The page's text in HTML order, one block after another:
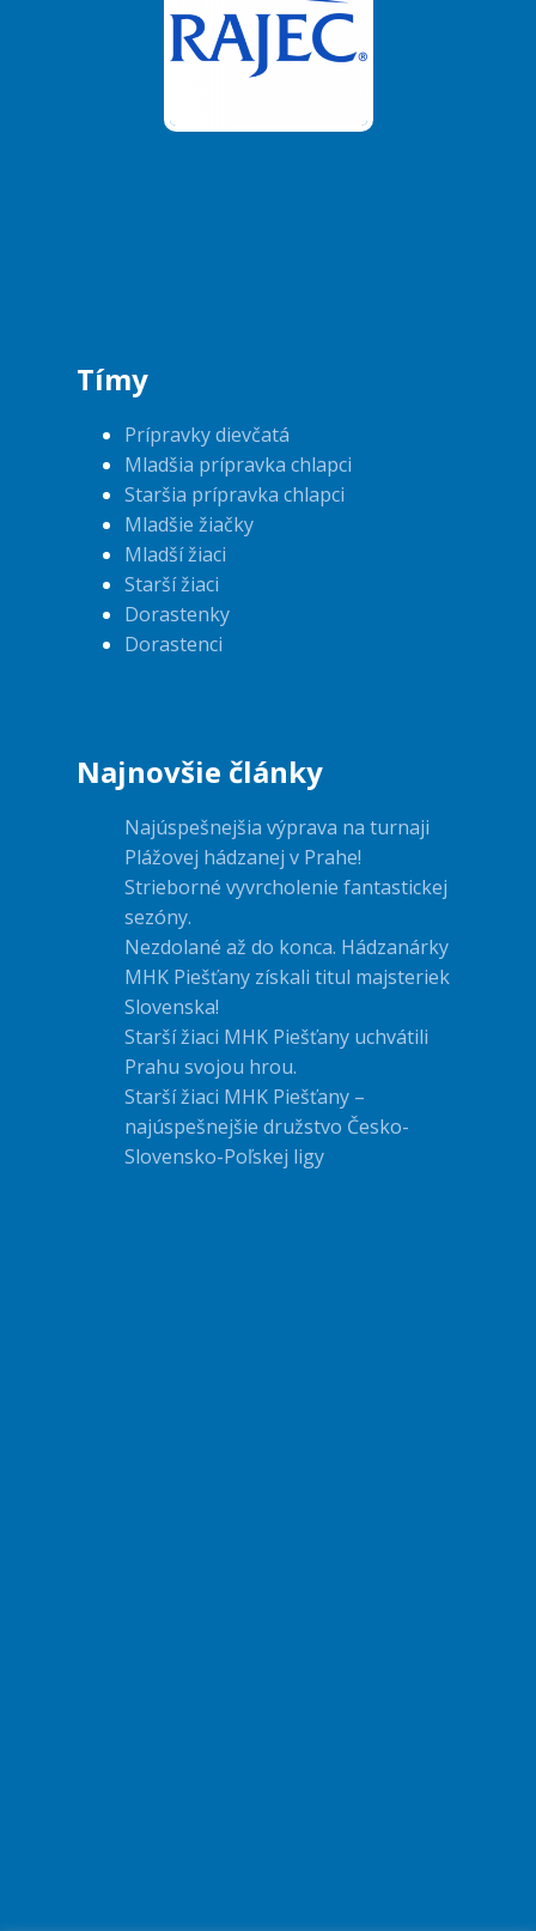
Tímy
Prípravky dievčatá
Mladšia prípravka chlapci
Staršia prípravka chlapci
Mladšie žiačky
Mladší žiaci
Starší žiaci
Dorastenky
Dorastenci
Najnovšie články
Najúspešnejšia výprava na turnaji
Plážovej hádzanej v Prahe!
Strieborné vyvrcholenie fantastickej
sezóny.
Nezdolané až do konca. Hádzanárky
MHK Piešťany získali titul majsteriek
Slovenska!
Starší žiaci MHK Piešťany uchvátili
Prahu svojou hrou.
Starší žiaci MHK Piešťany –
najúspešnejšie družstvo Česko-
Slovensko-Poľskej ligy